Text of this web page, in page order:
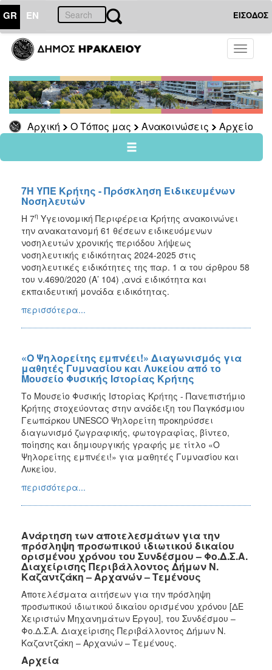
GR EN ΕΙΣΟΔΟΣ
Toggle
Αρχική Ο Τόπος μας Ανακοινώσεις Αρχείο
ΤΟΠΟΣ
ΜΑΣ
Ανακοινώσεις
Αρχείο
2026
2024
2022
2021
2020
2019
2018
2017
2016
2015
2011
ΔΗΜΟΣ
ΠΟΛΙΤΙΣΜΟΣ
ΑΝΘΕΚΤΙΚΗ
ΠΟΛΗ
7Η ΥΠΕ Κρήτης - Πρόσκληση Ειδικευμένων
Νοσηλευτών
Η 7η Υγειονομική Περιφέρεια Κρήτης ανακοινώνει
την ανακατανομή 61 θέσεων ειδικευόμενων
νοσηλευτών χρονικής περιόδου λήψεως
νοσηλευτικής ειδικότητας 2024-2025 στις
νοσηλευτικές ειδικότητες της παρ. 1 α του άρθρου 58
του ν.4690/2020 (Α’ 104) ,ανά ειδικότητα και
εκπαιδευτική μονάδα ειδικότητας.
περισσότερα...
«Ο Ψηλορείτης εμπνέει!» Διαγωνισμός για
μαθητές Γυμνασίου και Λυκείου από το
Μουσείο Φυσικής Ιστορίας Κρήτης
Το Μουσείο Φυσικής Ιστορίας Κρήτης - Πανεπιστήμιο
Κρήτης στοχεύοντας στην ανάδειξη του Παγκόσμιου
Γεωπάρκου UNESCO Ψηλορείτη προκηρύσσει
διαγωνισμό ζωγραφικής, φωτογραφίας, βίντεο,
ποίησης και δημιουργικής γραφής με τίτλο «Ο
Ψηλορείτης εμπνέει!» για μαθητές Γυμνασίου και
Λυκείου.
περισσότερα...
Ανάρτηση των αποτελεσμάτων για την
πρόσληψη προσωπικού ιδιωτικού δικαίου
ορισμένου χρόνου του Συνδέσμου – Φο.Δ.Σ.Α.
Διαχείρισης Περιβάλλοντος Δήμων Ν.
Καζαντζάκη – Αρχανών – Τεμένους
Αποτελέσματα αιτήσεων για την πρόσληψη
προσωπικού ιδιωτικού δικαίου ορισμένου χρόνου [ΔΕ
Χειριστών Μηχανημάτων Έργου], του Συνδέσμου –
Φο.Δ.Σ.Α. Διαχείρισης Περιβάλλοντος Δήμων Ν.
Καζαντζάκη – Αρχανών – Τεμένους.
Αρχεία